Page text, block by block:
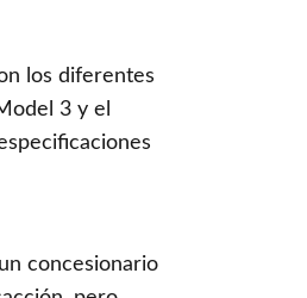
los diferentes
3 y el
concesionario